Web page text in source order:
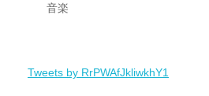
音楽
Tweets by RrPWAfJkliwkhY1